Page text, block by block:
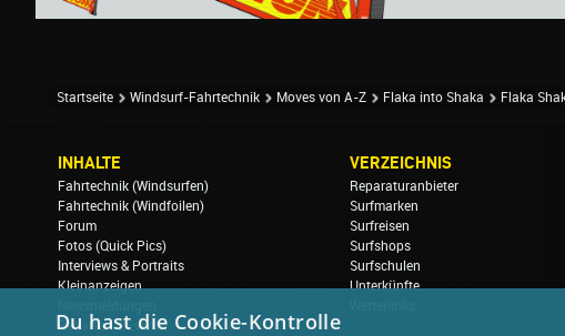
Startseite Windsurf-Fahrtechnik Moves von A-Z Flaka into Shaka Flaka
INHALTE
Fahrtechnik (Windsurfen)
Fahrtechnik (Windfoilen)
Forum
Fotos (Quick Pics)
Interviews & Portraits
Kleinanzeigen
Regatten & Events
VERZEICHNIS
Reparaturanbieter
Surfmarken
Surfreisen
Surfshops
Surfschulen
Unterkünfte
Du hast die Cookie-Kontrolle